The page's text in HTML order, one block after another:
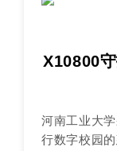
X10800
河南工业大
行数字校园